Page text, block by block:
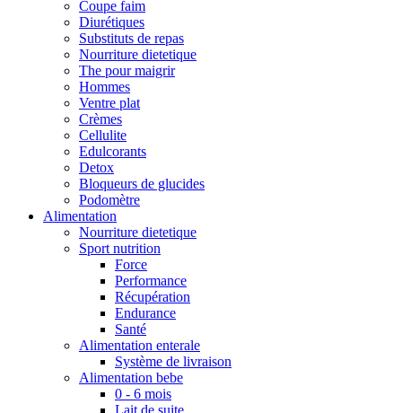
Coupe faim
Diurétiques
Substituts de repas
Nourriture dietetique
The pour maigrir
Hommes
Ventre plat
Crèmes
Cellulite
Edulcorants
Detox
Bloqueurs de glucides
Podomètre
Alimentation
Nourriture dietetique
Sport nutrition
Force
Performance
Récupération
Endurance
Santé
Alimentation enterale
Système de livraison
Alimentation bebe
0 - 6 mois
Lait de suite